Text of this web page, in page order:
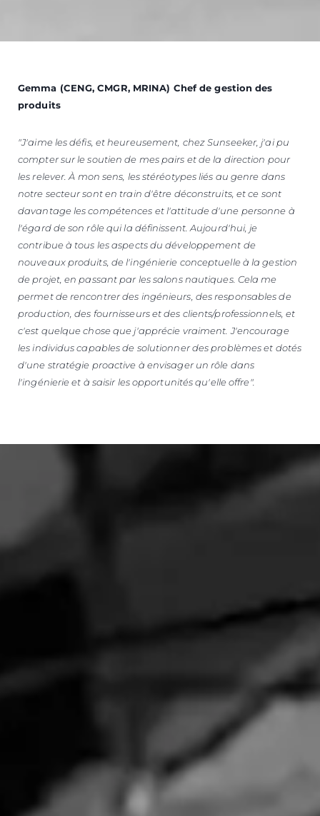
Gemma (CENG, CMGR, MRINA) Chef de gestion des
produits
"J'aime les défis, et heureusement, chez Sunseeker, j'ai pu
compter sur le soutien de mes pairs et de la direction pour
les relever. À mon sens, les stéréotypes liés au genre dans
notre secteur sont en train d'être déconstruits, et ce sont
davantage les compétences et l'attitude d'une personne à
l'égard de son rôle qui la définissent. Aujourd'hui, je
contribue à tous les aspects du développement de
nouveaux produits, de l'ingénierie conceptuelle à la gestion
de projet, en passant par les salons nautiques. Cela me
permet de rencontrer des ingénieurs, des responsables de
production, des fournisseurs et des clients/professionnels, et
c'est quelque chose que j'apprécie vraiment. J'encourage
les individus capables de solutionner des problèmes et dotés
d'une stratégie proactive à envisager un rôle dans
l'ingénierie et à saisir les opportunités qu'elle offre".